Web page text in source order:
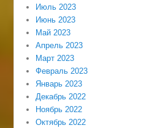
Июль 2023
Июнь 2023
Май 2023
Апрель 2023
Март 2023
Февраль 2023
Январь 2023
Декабрь 2022
Ноябрь 2022
Октябрь 2022